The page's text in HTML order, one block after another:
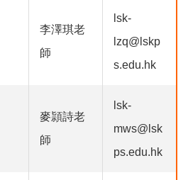
李澤琪老
師
lsk-
lzq@lskp
s.edu.hk
麥頴詩老
師
lsk-
mws@lsk
ps.edu.hk